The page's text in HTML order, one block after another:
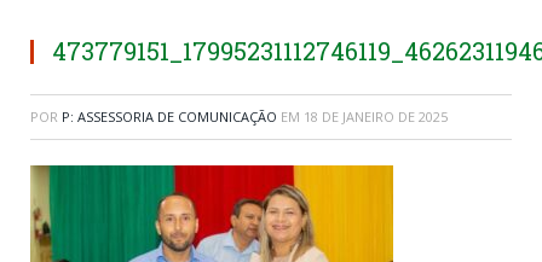
POR P: ASSESSORIA DE COMUNICAÇÃO EM 18 DE JANEIRO DE 2025